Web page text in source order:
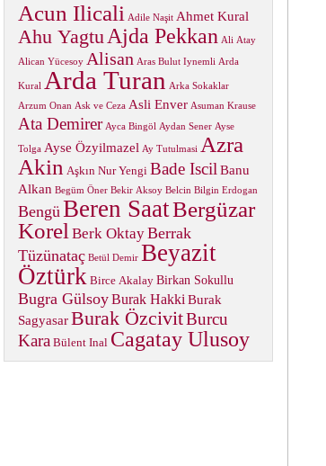
Acun Ilicali Adile Naşit Ahmet Kural
Ahu Yagtu Ajda Pekkan Ali Atay
Alican Yücesoy Alisan Aras Bulut Iynemli Arda
Kural Arda Turan Arka Sokaklar
Arzum Onan Ask ve Ceza Asli Enver Asuman Krause
Ata Demirer Ayca Bingöl Aydan Sener Ayse
Tolga Ayse Özyilmazel Ay Tutulmasi Azra
Akin Aşkın Nur Yengi Bade Iscil Banu
Alkan Begüm Öner Bekir Aksoy Belcin Bilgin Erdogan
BengüBeren SaatBergüzar
Korel Berk OktayBerrak
Tüzünataç Betül Demir Beyazit
Öztürk Birce Akalay Birkan Sokullu
Bugra GülsoyBurak Hakki Burak
Sagyasar Burak ÖzcivitBurcu
Kara Bülent Inal Cagatay Ulusoy